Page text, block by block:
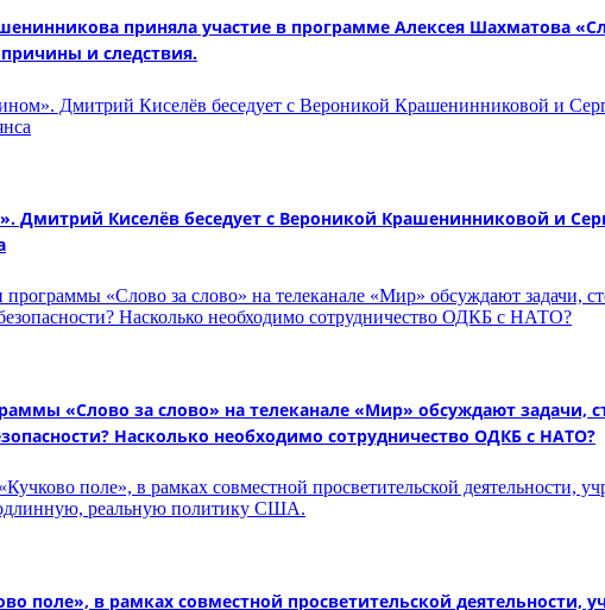
приняла участие в программе Алексея Шахматова
и следствия.
Дмитрий Киселёв беседует с Вероникой Крашенинниковой и
«Слово за слово» на телеканале «Мир» обсуждают задачи,
Насколько необходимо сотрудничество ОДКБ с НАТО?
поле», в рамках совместной просветительской